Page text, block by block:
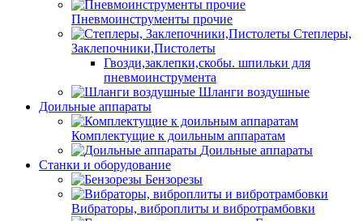
Пневмоинструменты прочие
Степлеры,
Заклепочники,Пистолеты
Гвозди,заклепки,скобы. шпильки для
пневмоинструмента
Шланги воздушные
Доильные аппараты
Комплектущие к доильным аппаратам
Доильные аппараты
Станки и оборудование
Бензорезы
Вибраторы, виброплиты и вибротрамбовки